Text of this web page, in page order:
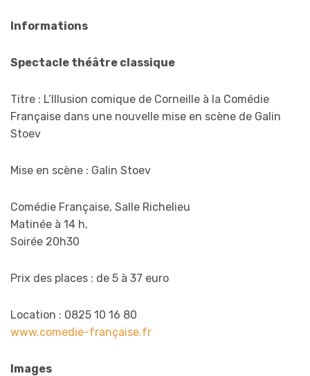
Informations
Spectacle théâtre classique
Titre : L’Illusion comique de Corneille à la Comédie
Française dans une nouvelle mise en scène de Galin
Stoev
Mise en scène : Galin Stoev
Comédie Française, Salle Richelieu
Matinée à 14 h,
Soirée 20h30
Prix des places : de 5 à 37 euro
Location : 0825 10 16 80
www.comedie-française.fr
Images